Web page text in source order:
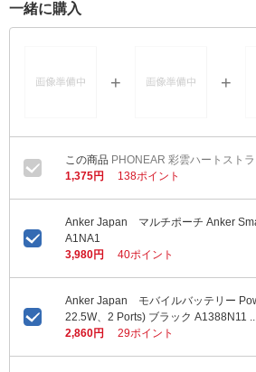
一緒に購入
PHONEAR 彩雲ハートスト
1,375円
138ポイント
Anker Japan マルチポーチ Anker
A1NA1
3,980円
40ポイント
Anker Japan モバイルバッテリー
22.5W、2 Ports) ブラック A1388N11
2,860円
29ポイント